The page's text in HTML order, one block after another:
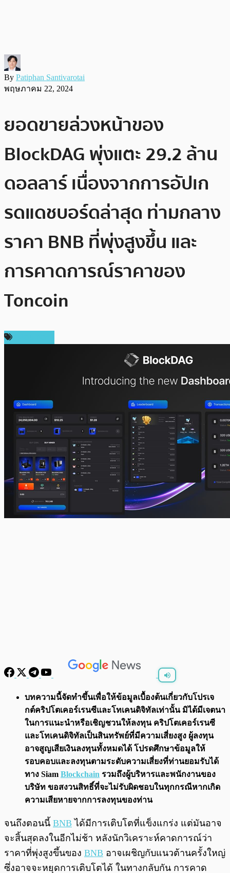
By Patiphan Santivarotai
พฤษภาคม 22, 2024
ยอดขายล่วงหน้าของ
BlockDAG พุ่งแตะ 29.2 ล้าน
ดอลลาร์ เนื่องจากการอัปเก
รดแดชบอร์ดล่าสุด ท่ามกลาง
ราคา BNB ที่พุ่งสูงขึ้น และ
การคาดการณ์ราคาของ
Toncoin
พร้อมเล่น 0:00/0:00
บทความนี้จัดทำขึ้นเพื่อให้ข้อมูลเบื้องต้นเกี่ยวกับโปรเจ
กต์คริปโตเคอร์เรนซีและโทเคนดิจิทัลเท่านั้น มิได้มีเจตนา
ในการแนะนำหรือเชิญชวนให้ลงทุน คริปโตเคอร์เรนซี
และโทเคนดิจิทัลเป็นสินทรัพย์ที่มีความเสี่ยงสูง ผู้ลงทุน
อาจสูญเสียเงินลงทุนทั้งหมดได้ โปรดศึกษาข้อมูลให้
รอบคอบและลงทุนตามระดับความเสี่ยงที่ท่านยอมรับได้
ทาง Siam Blockchain รวมถึงผู้บริหารและพนักงานของ
บริษัท ขอสงวนสิทธิ์ที่จะไม่รับผิดชอบในทุกกรณีหากเกิด
ความเสียหายจากการลงทุนของท่าน
จนถึงตอนนี้ BNB ได้มีการเติบโตที่แข็งแกร่ง แต่มันอาจ
จะสิ้นสุดลงในอีกไม่ช้า หลังนักวิเคราะห์คาดการณ์ว่า
ราคาที่พุ่งสูงขึ้นของ BNB อาจเผชิญกับแนวต้านครั้งใหญ่
ซึ่งอาจจะหยุดการเติบโตได้ ในทางกลับกัน การคาด